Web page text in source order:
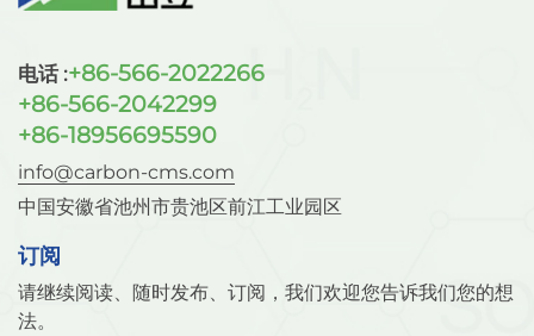
电话 :+86-566-2022266
+86-566-2042299
+86-18956695590
info@carbon-cms.com
中国安徽省池州市贵池区前江工业园区
订阅
请继续阅读、随时发布、订阅，我们欢迎您告诉我们您的想
法。